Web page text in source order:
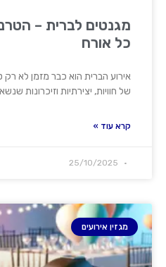
מגנטים לברית –
כל אורח
אירוע הברית הוא כבר מזמן לא
של חוויות, יצירתיות וזיכרונות
קרא עוד »
מגזין אירועים